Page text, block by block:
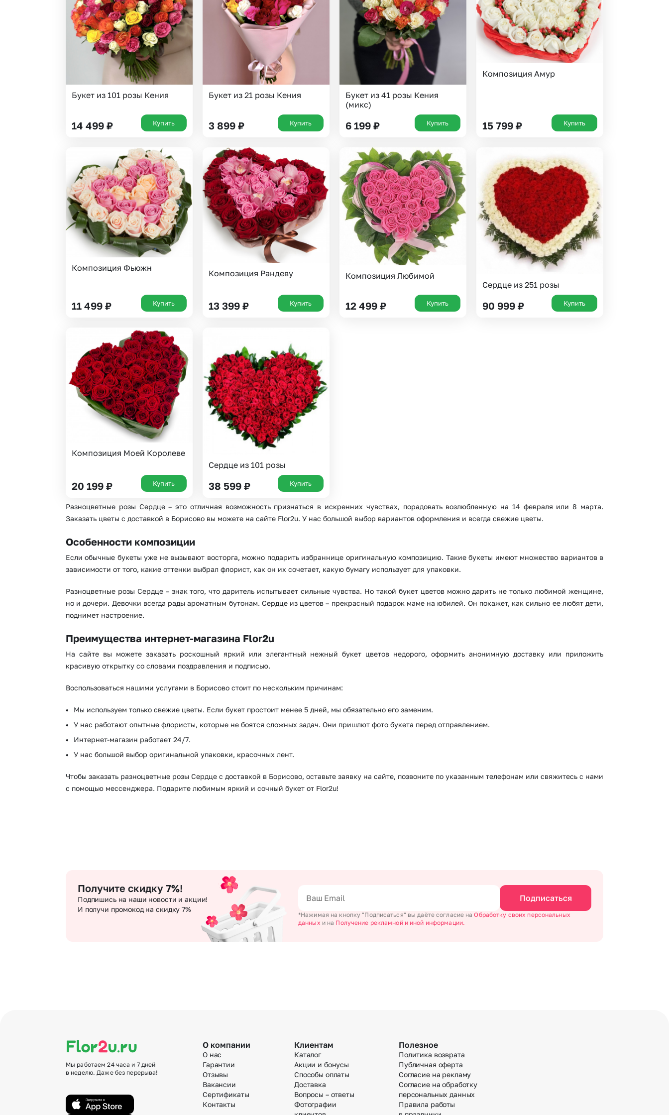
Гипсофила
Гортензии
Ирисы
Каллы
Суккуленты
Тюльпаны
Фрезия
Эустома
Insta букеты
Хиты продаж
Новинки
До 10000 рублей
Черная пятница
Все категории
Выберите город доставки
Или выберите из популярных
Москва и МО
Нижний Новгород
Самара
Новосибирск
Омск
Волгоград
Воронеж
Букет из 101 розы Кения
14 499 ₽ Купить
Букет из 21 розы Кения
3 899 ₽ Купить
Букет из 41 розы Кения
(микс)
6 199 ₽ Купить
Композиция Амур
15 799 ₽ Купить
Композиция Фьюжн
11 499 ₽ Купить
Композиция Рандеву
13 399 ₽ Купить
Композиция Любимой
12 499 ₽ Купить
Сердце из 251 розы
90 999 ₽ Купить
Композиция Моей Королеве
20 199 ₽ Купить
Сердце из 101 розы
38 599 ₽ Купить
Разноцветные розы Сердце – это отличная возможность признаться в искренних чувствах, порадовать возлюбленную на 14 февраля или 8 марта.
Заказать цветы с доставкой в Борисово вы можете на сайте Flor2u. У нас большой выбор вариантов оформления и всегда свежие цветы.
Особенности композиции
Если обычные букеты уже не вызывают восторга, можно подарить избраннице оригинальную композицию. Такие букеты имеют множество вариантов в
зависимости от того, какие оттенки выбрал флорист, как он их сочетает, какую бумагу использует для упаковки.
Разноцветные розы Сердце – знак того, что даритель испытывает сильные чувства. Но такой букет цветов можно дарить не только любимой женщине,
но и дочери. Девочки всегда рады ароматным бутонам. Сердце из цветов – прекрасный подарок маме на юбилей. Он покажет, как сильно ее любят дети,
поднимет настроение.
Преимущества интернет-магазина Flor2u
На сайте вы можете заказать роскошный яркий или элегантный нежный букет цветов недорого, оформить анонимную доставку или приложить
красивую открытку со словами поздравления и подписью.
Воспользоваться нашими услугами в Борисово стоит по нескольким причинам:
Мы используем только свежие цветы. Если букет простоит менее 5 дней, мы обязательно его заменим.
У нас работают опытные флористы, которые не боятся сложных задач. Они пришлют фото букета перед отправлением.
Интернет-магазин работает 24/7.
У нас большой выбор оригинальной упаковки, красочных лент.
Чтобы заказать разноцветные розы Сердце с доставкой в Борисово, оставьте заявку на сайте, позвоните по указанным телефонам или свяжитесь с нами
с помощью мессенджера. Подарите любимым яркий и сочный букет от Flor2u!
Получите скидку 7%!
Подпишись на наши новости и акции!
И получи промокод на скидку 7%
Подписаться
*Нажимая на кнопку "Подписаться" вы даёте согласие наОбработку своих персональных
данных и на Получение рекламной и иной информации.
Мы работаем 24 часа и 7 дней
в неделю. Даже без перерыва!
О компании
О нас
Гарантии
Отзывы
Вакансии
Сертификаты
Контакты
Клиентам
Каталог
Акции и бонусы
Способы оплаты
Доставка
Вопросы – ответы
Фотографии
Полезное
Политика возврата
Публичная оферта
Согласие на рекламу
Согласие на обработку
персональных данных
Правила работы